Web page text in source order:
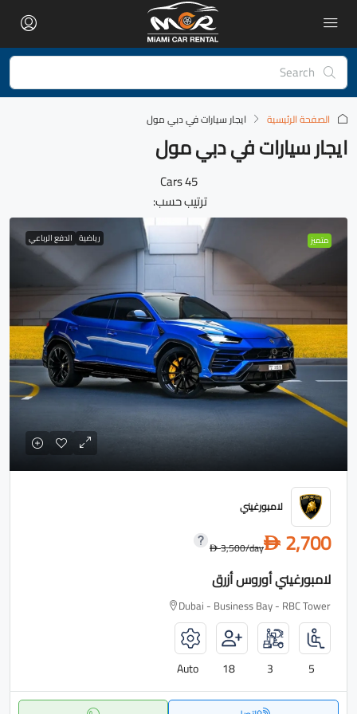
الصفحة الرئيسية ايجار سيارات في دبي مول
ايجار سيارات في دبي مول
45 Cars
ترتيب حسب:
متميز رياضية الدفع الرباعي
لامبورغيني
D 2,700
D3,500/day
لامبورغيني أوروس أزرق
Dubai - Business Bay - RBC Tower
5
3
18
Auto